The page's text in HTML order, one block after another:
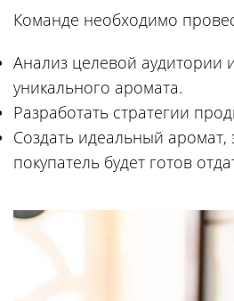
Команде необходимо
Анализ целевой аудитории
уникального аромата.
Разработать стратегии
Создать идеальный аромат,
покупатель будет готов